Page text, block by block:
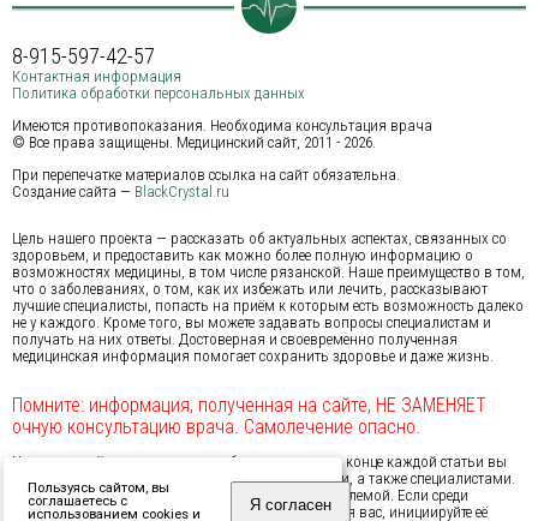
8-915-597-42-57
Контактная информация
Политика обработки персональных данных
Имеются противопоказания. Необходима консультация врача
© Все права защищены. Медицинский сайт, 2011 - 2026.
При перепечатке материалов ссылка на сайт обязательна.
Создание сайта — BlackCrystal.ru
Цель нашего проекта — рассказать об актуальных аспектах, связанных со
здоровьем, и предоставить как можно более полную информацию о
возможностях медицины, в том числе рязанской. Наше преимущество в том,
что о заболеваниях, о том, как их избежать или лечить, рассказывают
лучшие специалисты, попасть на приём к которым есть возможность далеко
не у каждого. Кроме того, вы можете задавать вопросы специалистам и
получать на них ответы. Достоверная и своевременно полученная
медицинская информация помогает сохранить здоровье и даже жизнь.
Помните: информация, полученная на сайте, НЕ ЗАМЕНЯЕТ
очную консультацию врача. Самолечение опасно.
На нашем сайте предусмотрена обратная связь: в конце каждой статьи вы
можете обсудить проблему с другими посетителями, а также специалистами.
Мы надеемся, это поможет вам справиться с проблемой. Если среди
затронутых нами тем не оказалось актуальной для вас, инициируйте её
Пользуясь сайтом, вы
соглашаетесь с
использованием cookies и
Я согласен